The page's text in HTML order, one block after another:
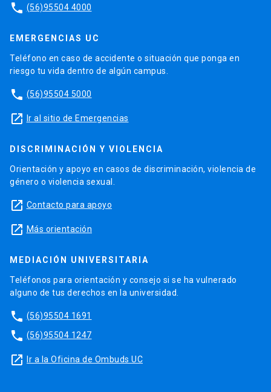
phone (56)95504 4000
EMERGENCIAS UC
Teléfono en caso de accidente o situación que ponga en
riesgo tu vida dentro de algún campus.
phone (56)95504 5000
launch Ir al sitio de Emergencias
DISCRIMINACIÓN Y VIOLENCIA
Orientación y apoyo en casos de discriminación, violencia de
género o violencia sexual.
launch Contacto para apoyo
launch Más orientación
MEDIACIÓN UNIVERSITARIA
Teléfonos para orientación y consejo si se ha vulnerado
alguno de tus derechos en la universidad.
phone (56)95504 1691
phone (56)95504 1247
launch Ir a la Oficina de Ombuds UC